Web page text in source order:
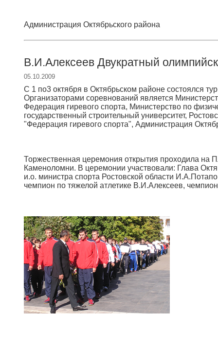
Администрация Октябрьского района
В.И.Алексеев Двукратный
05.10.2009
С 1 по3 октября в Октябрьском районе состоялся
Организаторами соревнований является
Федерация гиревого спорта, Министерство по
государственный строительный университет,
"Федерация гиревого спорта", Администрация
Торжественная церемония открытия проходила
Каменоломни. В церемонии участвовали: Глава
и.о. министра спорта Ростовской области
чемпион по тяжелой атлетике В.И.Алексеев,